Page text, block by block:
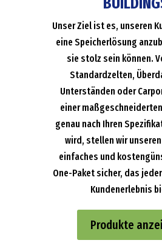
Unser Ziel ist es, unseren
eine Speicherlösung
sie stolz sein können.
Standardzelten,
Unterständen oder
einer
genau nach Ihren
wird, stellen wir
einfaches und
One-Paket sicher, das
Kundenerlebnis
Produkte